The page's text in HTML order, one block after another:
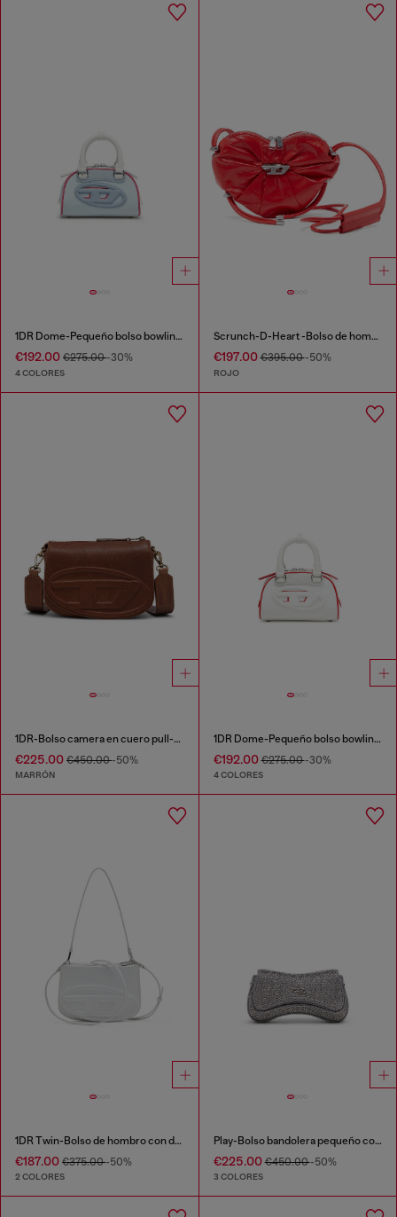
1DR Dome-Pequeño bolso bowling de bloques de color
€192.00 €275.00-30%
4 COLORES
Scrunch-D-Heart -Bolso de hombro en cuero arrugado
€197.00€395.00-50%
ROJO
1DR-Bolso camera en cuero pull-up
€225.00 €450.00-50%
MARRÓN
1DR Dome-Pequeño bolso bowling de bloques de color
€192.00€275.00-30%
4 COLORES
1DR Twin-Bolso de hombro con doble bolsillo en cuero estampado
€187.00 €375.00-50%
2 COLORES
Play-Bolso bandolera pequeño con cristales
€225.00€450.00-50%
3 COLORES